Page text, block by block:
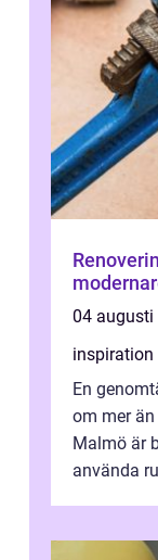
Renovering tjörn
04 augusti
inspiration
En
om mer
Malmö är
använda